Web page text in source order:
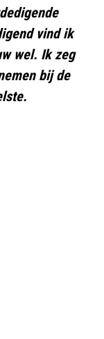
vind ik
wel. Ik zeg
bij de